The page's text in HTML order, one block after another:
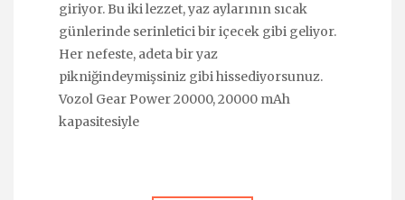
giriyor. Bu iki lezzet, yaz aylarının sıcak
günlerinde serinletici bir içecek gibi geliyor.
Her nefeste, adeta bir yaz
pikniğindeymişsiniz gibi hissediyorsunuz.
Vozol Gear Power 20000, 20000 mAh
kapasitesiyle